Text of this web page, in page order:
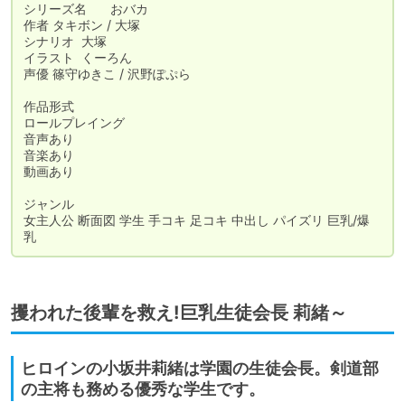
シリーズ名	おバカ
作者	タキボン / 大塚
シナリオ	大塚
イラスト	くーろん
声優	篠守ゆきこ / 沢野ぽぷら
作品形式
ロールプレイング
音声あり
音楽あり
動画あり
ジャンル
女主人公 断面図 学生 手コキ 足コキ 中出し パイズリ 巨乳/爆
乳
攫われた後輩を救え!巨乳生徒会長 莉緒～
ヒロインの小坂井莉緒は学園の生徒会長。剣道部
の主将も務める優秀な学生です。